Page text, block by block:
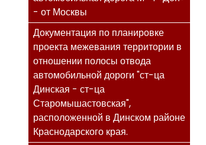
- от Москвы
Документация по планировке
проекта межевания территории в
отношении полосы отвода
автомобильной дороги "ст-ца
Динская - ст-ца
Старомышастовская",
расположенной в Динском районе
Краснодарского края.